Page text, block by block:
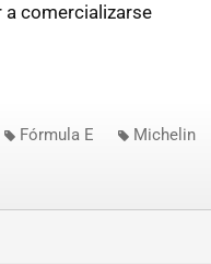
a comercializarse
Fórmula E Michelin